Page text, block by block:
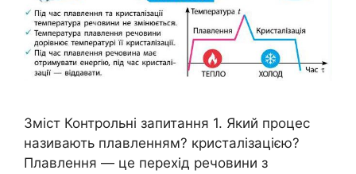
Зміст Контрольні запитання 1. Який процес
називають плавленням? кристалізацією?
Плавлення — це перехід речовини з